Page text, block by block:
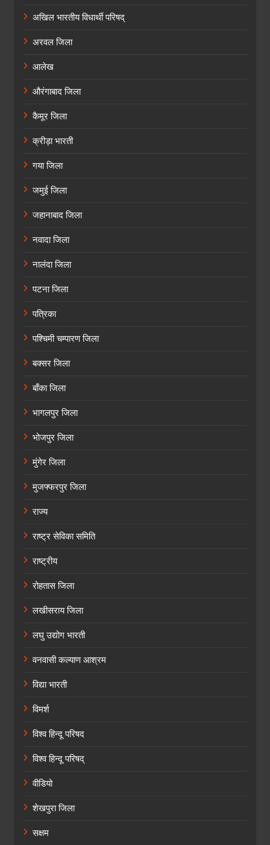
अखिल भारतीय विधार्थी परिषद्
अरवल जिला
आलेख
औरंगाबाद जिला
कैमूर जिला
क्रीड़ा भारती
गया जिला
जमुई जिला
जहानाबाद जिला
नवादा जिला
नालंदा जिला
पटना जिला
पत्रिका
पश्चिमी चम्पारण जिला
बक्सर जिला
बाँका जिला
भागलपुर जिला
भोजपुर जिला
मुंगेर जिला
मुजफ्फरपुर जिला
राज्य
राष्ट्र सेविका समिति
राष्ट्रीय
रोहतास जिला
लखीसराय जिला
लघु उद्योग भारती
वनवासी कल्याण आश्रम
विद्या भारती
विमर्श
विश्व हिन्दू परिषद
विश्व हिन्दू परिषद्
वीडियो
शेखपुरा जिला
सक्षम